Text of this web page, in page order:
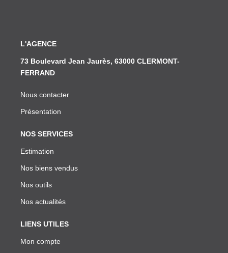
L'AGENCE
73 Boulevard Jean Jaurès, 63000 CLERMONT-
FERRAND
Nous contacter
Présentation
NOS SERVICES
Estimation
Nos biens vendus
Nos outils
Nos actualités
LIENS UTILES
Mon compte